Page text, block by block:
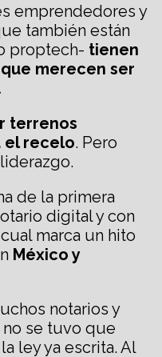
emprendedores y
también están
proptech- tienen
merecen ser
terrenos
el recelo. Pero
de la primera
digital y con
marca un hito
México y
notarios y
no se tuvo que
ley ya escrita. Al